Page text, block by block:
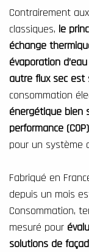
Contrairement
classiques, le
échange
évaporation
autre flux sec est
consommation
énergétique bien
performance
pour un système
Fabriqué en
depuis un mois
Consommation,
mesuré pour
solutions de